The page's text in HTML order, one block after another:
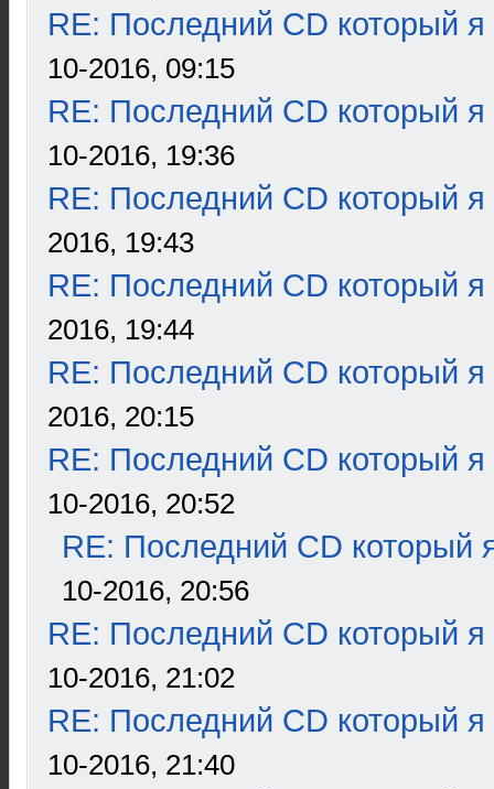
RE: Последний CD который я
10-2016, 09:15
RE: Последний CD который я
10-2016, 19:36
RE: Последний CD который я
2016, 19:43
RE: Последний CD который я
2016, 19:44
RE: Последний CD который я
2016, 20:15
RE: Последний CD который я
10-2016, 20:52
RE: Последний CD который
10-2016, 20:56
RE: Последний CD который я
10-2016, 21:02
RE: Последний CD который я
10-2016, 21:40